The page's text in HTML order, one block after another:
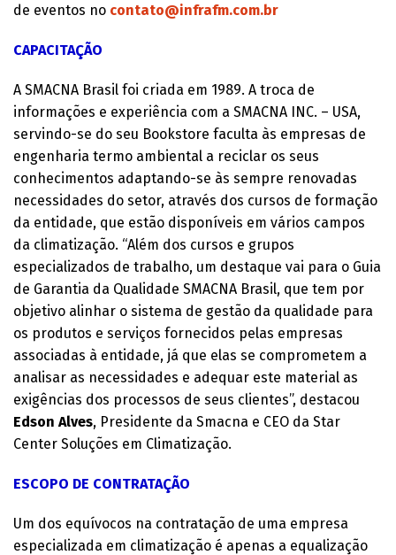
de eventos no contato@infrafm.com.br
CAPACITAÇÃO
A SMACNA Brasil foi criada em 1989. A troca de
informações e experiência com a SMACNA INC. – USA,
servindo-se do seu Bookstore faculta às empresas de
engenharia termo ambiental a reciclar os seus
conhecimentos adaptando-se às sempre renovadas
necessidades do setor, através dos cursos de formação
da entidade, que estão disponíveis em vários campos
da climatização. “Além dos cursos e grupos
especializados de trabalho, um destaque vai para o Guia
de Garantia da Qualidade SMACNA Brasil, que tem por
objetivo alinhar o sistema de gestão da qualidade para
os produtos e serviços fornecidos pelas empresas
associadas à entidade, já que elas se comprometem a
analisar as necessidades e adequar este material as
exigências dos processos de seus clientes”, destacou
Edson Alves, Presidente da Smacna e CEO da Star
Center Soluções em Climatização.
ESCOPO DE CONTRATAÇÃO
Um dos equívocos na contratação de uma empresa
especializada em climatização é apenas a equalização